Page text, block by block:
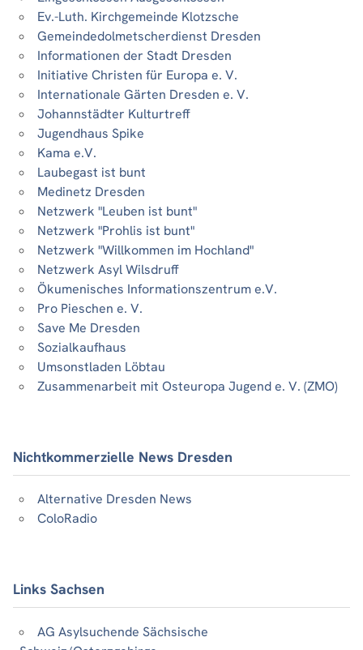
Ev.-Luth. Kirchgemeinde Klotzsche
Gemeindedolmetscherdienst Dresden
Informationen der Stadt Dresden
Initiative Christen für Europa e. V.
Internationale Gärten Dresden e. V.
Johannstädter Kulturtreff
Jugendhaus Spike
Kama e.V.
Laubegast ist bunt
Medinetz Dresden
Netzwerk "Leuben ist bunt"
Netzwerk "Prohlis ist bunt"
Netzwerk "Willkommen im Hochland"
Netzwerk Asyl Wilsdruff
Ökumenisches Informationszentrum e.V.
Pro Pieschen e. V.
Save Me Dresden
Sozialkaufhaus
Umsonstladen Löbtau
Zusammenarbeit mit Osteuropa Jugend e. V. (ZMO)
Nichtkommerzielle News Dresden
Alternative Dresden News
ColoRadio
Links Sachsen
AG Asylsuchende Sächsische